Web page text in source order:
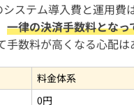
ステム導入費と運用費
一律の決済手数料となっ
手数料が高くなる心配は
料金体系
0円